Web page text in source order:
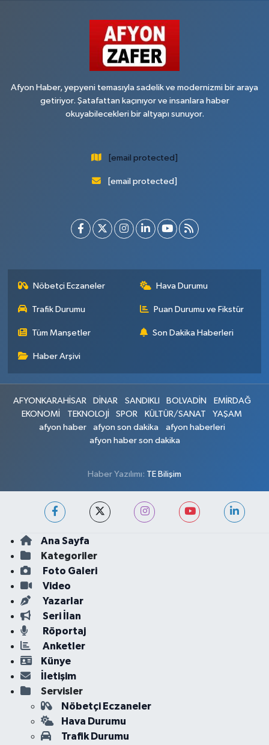
Afyon Haber, yepyeni temasıyla sadelik ve modernizmi bir araya
getiriyor. Şatafattan kaçınıyor ve insanlara haber
okuyabilecekleri bir altyapı sunuyor.
[email protected]
[email protected]
Nöbetçi Eczaneler Hava Durumu
Trafik Durumu Puan Durumu ve Fikstür
Tüm Manşetler Son Dakika Haberleri
Haber Arşivi
AFYONKARAHİSAR DİNAR SANDIKLI BOLVADİN
EMİRDAĞ
EKONOMİ
TEKNOLOJİ SPOR KÜLTÜR/SANAT
YAŞAM
afyon haber
afyon son dakika
afyon haberleri
afyon haber son dakika
Haber Yazılımı: TE Bilişim
Ana Sayfa
Kategoriler
Foto Galeri
Video
Yazarlar
Seri İlan
Röportaj
Anketler
Künye
İletişim
Servisler
Nöbetçi Eczaneler
Hava Durumu
Trafik Durumu